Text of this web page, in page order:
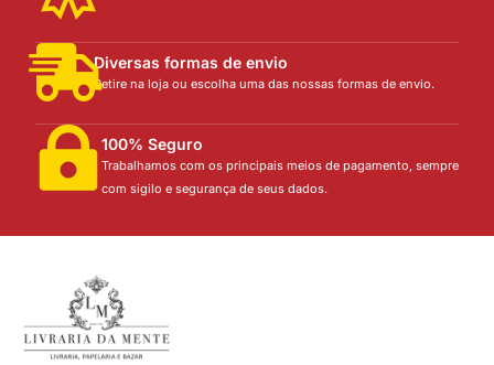
Diversas formas de envio
Retire na loja ou escolha uma das nossas formas de envio.
100% Seguro
Trabalhamos com os principais meios de pagamento, sempre
com sigilo e segurança de seus dados.